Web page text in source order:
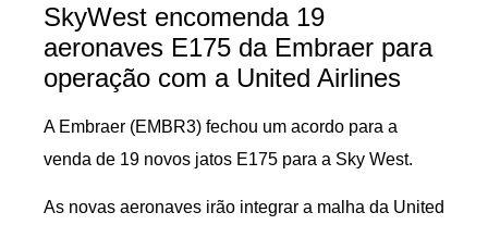
SkyWest encomenda 19
aeronaves E175 da Embraer para
operação com a United Airlines
A Embraer (EMBR3) fechou um acordo para a
venda de 19 novos jatos E175 para a Sky West.
As novas aeronaves irão integrar a malha da United